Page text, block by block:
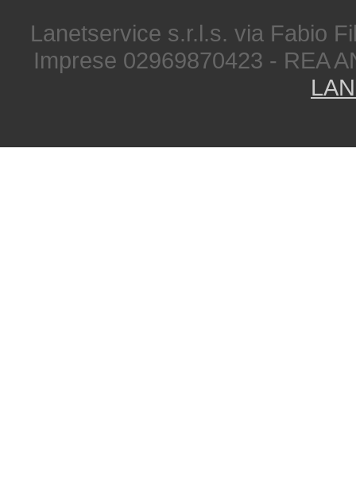
Lanetservice s.r.l.s. via Fabio
Imprese 02969870423 - REA